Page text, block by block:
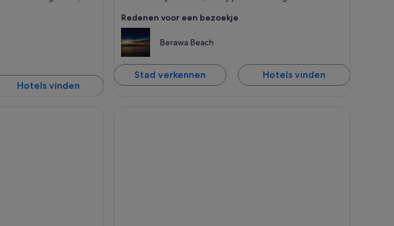
Hotels vinden
Redenen voor een bezoekje
Berawa Beach
Stad verkennen Hotels vinden